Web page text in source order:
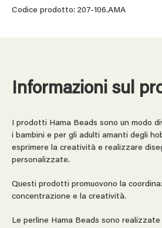
Codice prodotto: 207-106.AMA
Informazioni sul
I prodotti Hama Beads sono un modo
i bambini e per gli adulti amanti degli
esprimere la creatività e realizzare
personalizzate.
Questi prodotti promuovono la
concentrazione e la creatività.
Le perline Hama Beads sono